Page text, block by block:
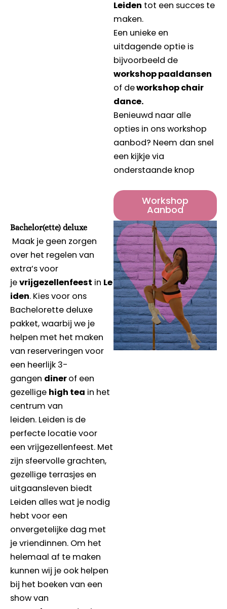
Leiden tot een succes te
maken.
Een unieke en
uitdagende optie is
bijvoorbeeld de
workshop paaldansen
of deworkshop chair
dance.
Benieuwd naar alle
opties in ons workshop
aanbod? Neem dan snel
een kijkje via
onderstaande knop
Workshop
Aanbod
Bachelor(ette) deluxe
Maak je geen zorgen
over het regelen van
extra’s voor
jevrijgezellenfeest in Le
iden. Kies voor ons
Bachelorette deluxe
pakket, waarbij we je
helpen met het maken
van reserveringen voor
een heerlijk 3-
gangen dinerof een
gezellige high tea in het
centrum van
leiden. Leiden is de
perfecte locatie voor
een vrijgezellenfeest. Met
zijn sfeervolle grachten,
gezellige terrasjes en
uitgaansleven biedt
Leiden alles wat je nodig
hebt voor een
onvergetelijke dag met
je vriendinnen. Om het
helemaal af te maken
kunnen wij je ook helpen
bij het boeken van een
show van